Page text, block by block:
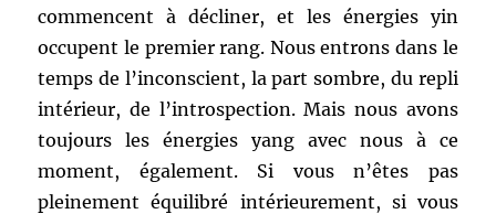
commencent à décliner, et les énergies yin
occupent le premier rang. Nous entrons dans le
temps de l’inconscient, la part sombre, du repli
intérieur, de l’introspection. Mais nous avons
toujours les énergies yang avec nous à ce
moment, également. Si vous n’êtes pas
pleinement équilibré intérieurement, si vous